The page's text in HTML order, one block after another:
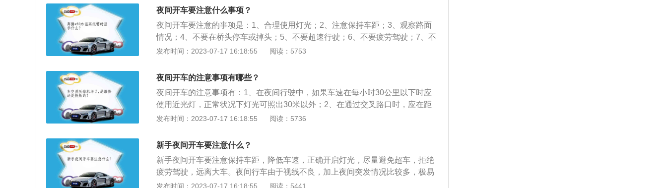
道路上行驶，开启远光灯；3、将要通过急弯，交替使用远近光灯不少于2次；
4、将要通过坡路，交替使用远近光灯不少于2次；5、将要通过拱桥，交替使用
远近光灯不少于2次。
夜间开车要注意什么事项？
夜间开车要注意的事项是：1、合理使用灯光；2、注意保持车距；3、观察路面
情况；4、不要在桥头停车或掉头；5、不要超速行驶；6、不要疲劳驾驶；7、不
要随意超车；8、偏僻路段谨慎停车。夜间开车灯光的使用方法是：1、夜间会车
口开启近光灯；3、正常行驶时开启前照灯、示廓灯和后位灯；4、机动车在夜间
通过急弯、坡路、拱桥、人行横道或者没有交通信号灯控制的路口时应当交替使
用远近光灯示意；5、机动车超车时应当提前开启左转向灯、变换使用远、近光
灯或者鸣喇叭。
发布时间：2023-07-17 16:18:55 阅读：5753
夜间开车的注意事项有哪些？
夜间开车的注意事项有：1、在夜间行驶中，如果车速在每小时30公里以下时应
使用近光灯，正常状况下灯光可照出30米以外；2、在通过交叉路口时，应在距
路口50到100米处减速，并将远光灯变为近光灯，同时开启转向灯示意行进方
或高速路建议用远光灯，但在会车时，需要及时地换回近光灯；2、夜间上路要
打开行车灯；3、能见度低时开启雾灯；4、市区行车开启近光灯即可。
发布时间：2023-07-17 16:18:55 阅读：5736
新手夜间开车要注意什么？
新手夜间开车要注意保持车距，降低车速，正确开启灯光，尽量避免超车，拒绝
疲劳驾驶，远离大车。夜间行车由于视线不良，加上夜间突发情况比较多，极易
发生交通事故，因此驾驶员在保持精力集中、稳妥处理交通情况的前提下，应尽
发布时间：2023-07-17 16:18:55 阅读：5441